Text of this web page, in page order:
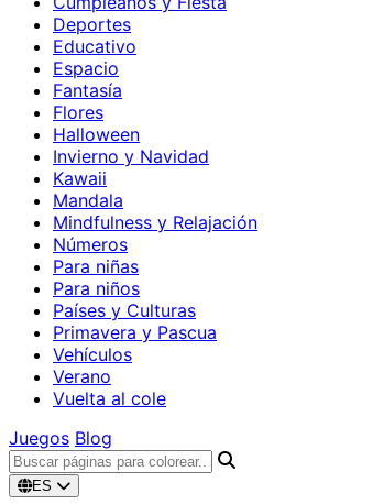
Deportes
Educativo
Espacio
Fantasía
Flores
Halloween
Invierno y Navidad
Kawaii
Mandala
Mindfulness y Relajación
Números
Para niñas
Para niños
Países y Culturas
Primavera y Pascua
Vehículos
Verano
Vuelta al cole
Juegos Blog
ES